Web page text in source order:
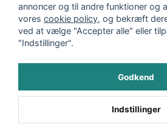
annoncer og til andre funktioner og
vores cookie policy, og bekræft
ved at vælge "Accepter alle" eller
"Indstillinger".
Godkend
Indstillinger